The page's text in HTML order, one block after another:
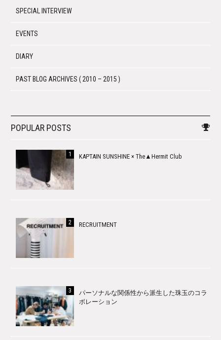
SPECIAL INTERVIEW
EVENTS
DIARY
PAST BLOG ARCHIVES ( 2010 – 2015 )
POPULAR POSTS
KAPTAIN SUNSHINE × The▲Hermit Club
RECRUITMENT
パーソナルな関係性から派生した珠玉のコラ
ボレーション